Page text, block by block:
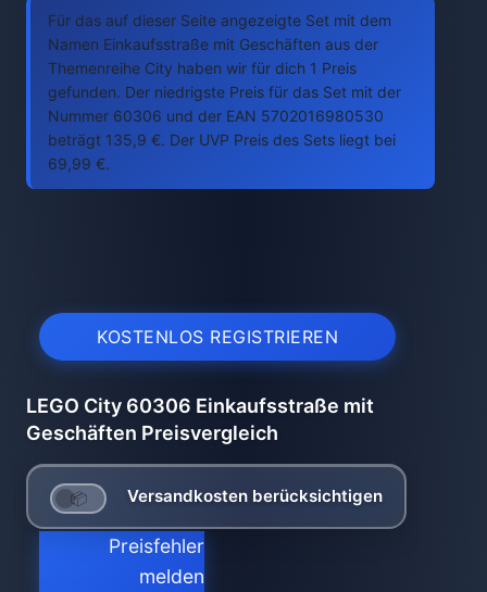
Für das auf dieser Seite angezeigte Set mit dem
Namen Einkaufsstraße mit Geschäften aus der
Themenreihe City haben wir für dich 1 Preis
gefunden. Der niedrigste Preis für das Set mit der
Nummer 60306 und der EAN 5702016980530
beträgt 135,9 €. Der UVP Preis des Sets liegt bei
69,99 €.
KOSTENLOS REGISTRIEREN
LEGO City 60306 Einkaufsstraße mit
Geschäften Preisvergleich
Versandkosten berücksichtigen
Preisfehler
melden